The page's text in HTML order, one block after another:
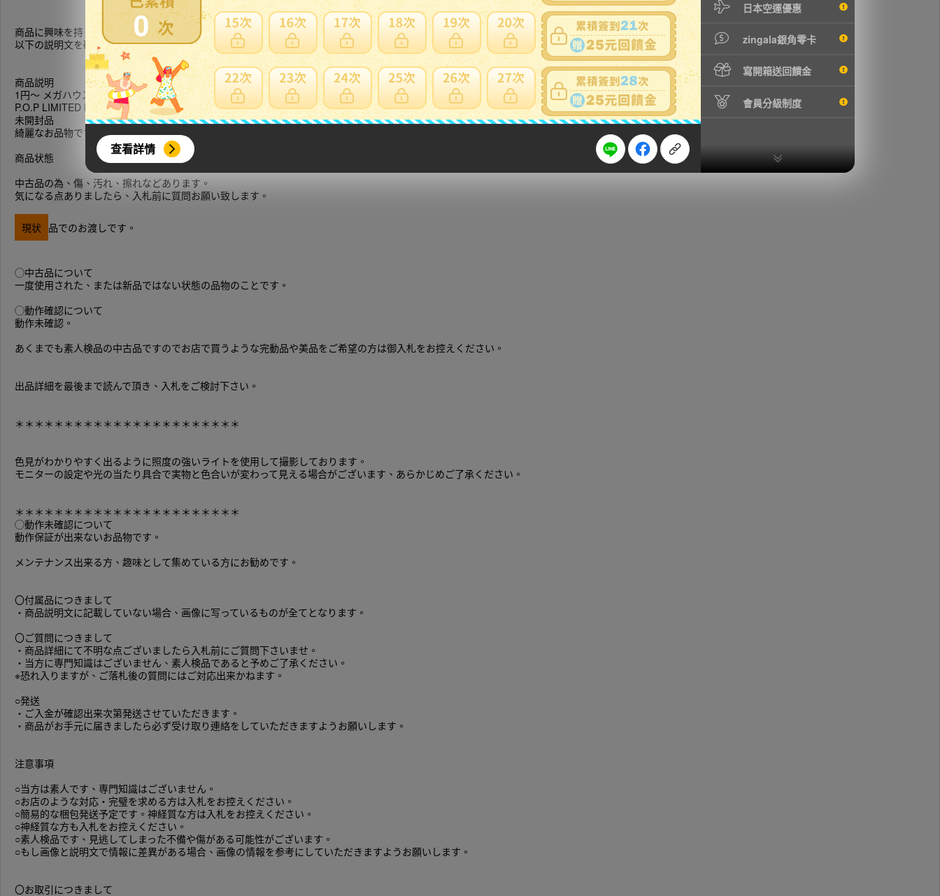
0
查看詳情
日本空運優惠
zingala銀角零卡
寫開箱送回饋金
會員分級制度
商品に興味を持っていただきありがとうございます。
以下の説明文を確認後、入札お待ちしております。
商品説明
1円〜 メガハウス ワンピース たしぎ Ver.BB
P.O.P LIMITED EDITION
未開封品
綺麗なお品物です。
商品状態
中古品の為、傷、汚れ、擦れなどあります。
気になる点ありましたら、入札前に質問お願い致します。
現状 品でのお渡しです。
◯中古品について
一度使用された、または新品ではない状態の品物のことです。
◯動作確認について
動作未確認。
あくまでも素人検品の中古品ですのでお店で買うような完動品や美品をご希望の方は御入札をお控えください。
出品詳細を最後まで読んで頂き、入札をご検討下さい。
＊＊＊＊＊＊＊＊＊＊＊＊＊＊＊＊＊＊＊＊＊＊＊
色見がわかりやすく出るように照度の強いライトを使用して撮影しております。
モニターの設定や光の当たり具合で実物と色合いが変わって見える場合がございます、あらかじめご了承ください。
＊＊＊＊＊＊＊＊＊＊＊＊＊＊＊＊＊＊＊＊＊＊＊
◯動作未確認について
動作保証が出来ないお品物です。
メンテナンス出来る方、趣味として集めている方にお勧めです。
〇付属品につきまして
・商品説明文に記載していない場合、画像に写っているものが全てとなります。
〇ご質問につきまして
・商品詳細にて不明な点ございましたら入札前にご質問下さいませ。
・当方に専門知識はございません、素人検品であると予めご了承ください。
※恐れ入りますが、ご落札後の質問にはご対応出来かねます。
○発送
・ご入金が確認出来次第発送させていただきます。
・商品がお手元に届きましたら必ず受け取り連絡をしていただきますようお願いします。
注意事項
○当方は素人です、専門知識はございません。
○お店のような対応・完璧を求める方は入札をお控えください。
○簡易的な梱包発送予定です。神経質な方は入札をお控えください。
○神経質な方も入札をお控えください。
○素人検品です、見逃してしまった不備や傷がある可能性がございます。
○もし画像と説明文で情報に差異がある場合、画像の情報を参考にしていただきますようお願いします。
〇お取引につきまして